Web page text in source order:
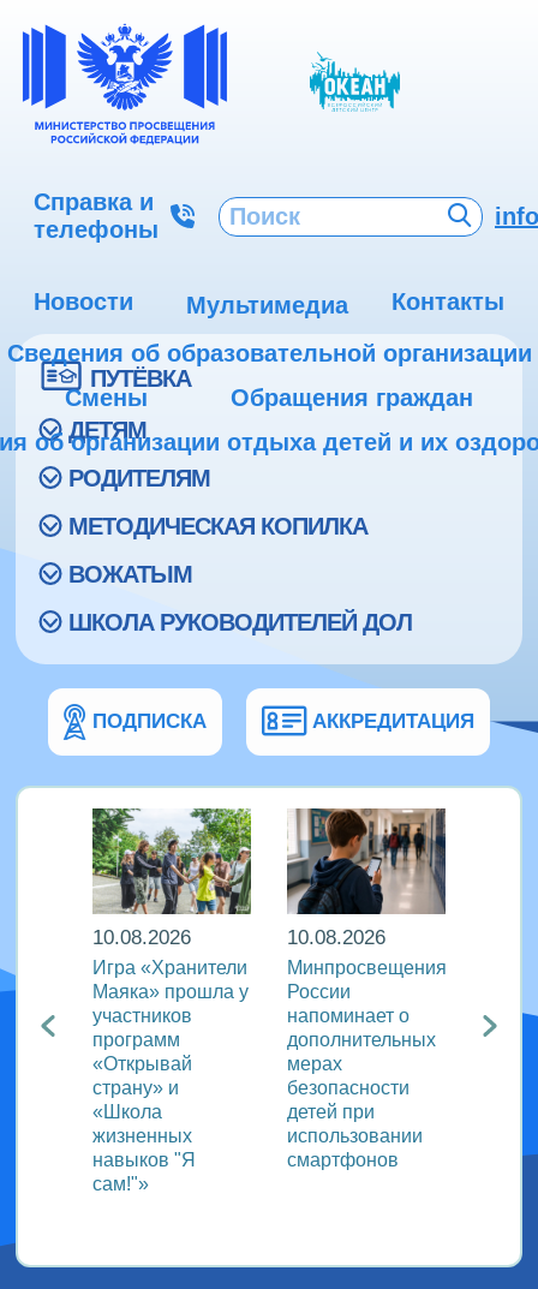
Справка и
телефоны
Новости Мультимедиа
Контакты
Сведения об образовательной организации
Смены
Обращения граждан
об организации отдыха детей и их
ПУТЁВКА
ДЕТЯМ
РОДИТЕЛЯМ
МЕТОДИЧЕСКАЯ КОПИЛКА
ВОЖАТЫМ
ШКОЛА РУКОВОДИТЕЛЕЙ ДОЛ
ПОДПИСКА АККРЕДИТАЦИЯ
|
10.08.2026
Игра «Хранители
Маяка» прошла у
участников
программ
«Открывай
страну» и
«Школа
жизненных
навыков "Я
сам!"»
10.08.2026
Минпросвещения
России
напоминает о
дополнительных
мерах
безопасности
детей при
использовании
смартфонов